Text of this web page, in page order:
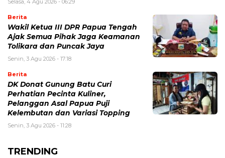
Selasa, 4 Agu 2026 - 06:29
Berita
Wakil Ketua III DPR Papua Tengah
Ajak Semua Pihak Jaga Keamanan
Tolikara dan Puncak Jaya
Senin, 3 Agu 2026 - 17:18
Berita
DK Donat Gunung Batu Curi
Perhatian Pecinta Kuliner,
Pelanggan Asal Papua Puji
Kelembutan dan Variasi Topping
Senin, 3 Agu 2026 - 11:28
TRENDING